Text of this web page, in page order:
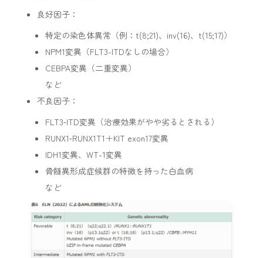
良好因子：
特定の染色体異常（例：t(8;21)、inv(16)、t(15;17)）
NPM1変異（FLT3-ITDなしの場合）
CEBPA変異（二重変異）
など
不良因子：
FLT3‑ITD変異（治療効果がやや劣るとされる）
RUNX1‑RUNX1T1＋KIT exon17変異
IDH1変異、WT-1変異
骨髄異形成症候群の特徴を持った白血病
など